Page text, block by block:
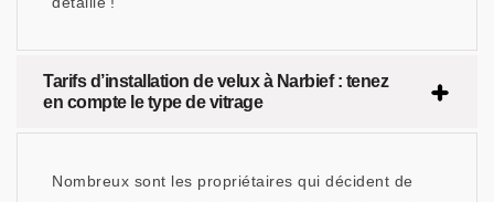
Tarifs d’installation de velux à Narbief : tenez
en compte le type de vitrage
Nombreux sont les propriétaires qui décident de